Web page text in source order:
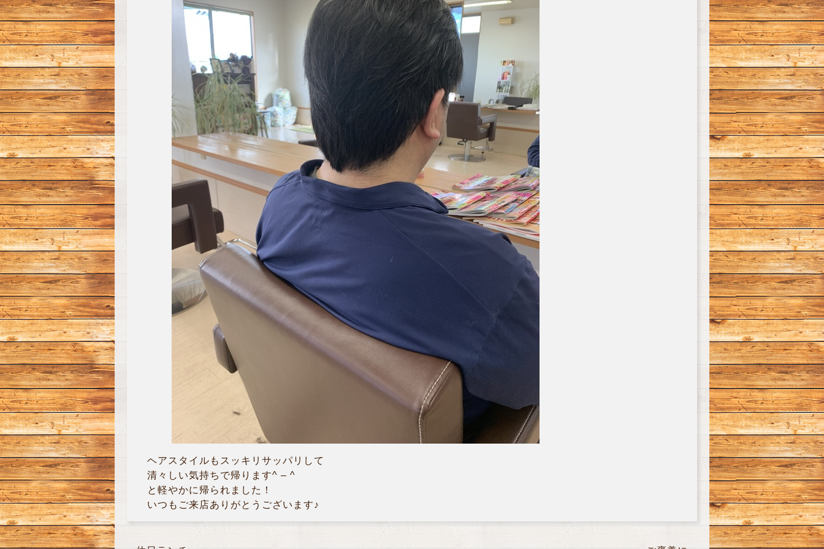
ヘアスタイルもスッキリサッパリして
清々しい気持ちで帰ります^ – ^
と軽やかに帰られました！
いつもご来店ありがとうございます♪